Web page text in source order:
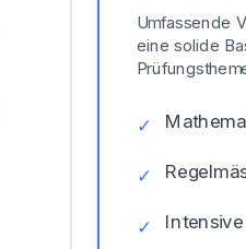
Umfassende
eine solide
✓
✓
✓